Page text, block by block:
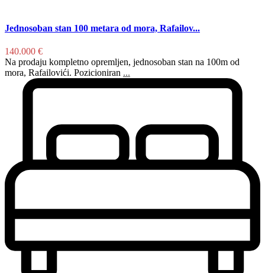
Jednosoban stan 100 metara od mora, Rafailov...
140.000 €
Na prodaju kompletno opremljen, jednosoban stan na 100m od
mora, Rafailovići. Pozicioniran ...